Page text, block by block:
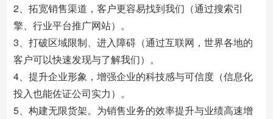
2、拓宽销售渠道，客户更容易找到我们（通过搜索引
擎、行业平台推广网站）。
3、打破区域限制、进入障碍（通过互联网，世界各地的
客户可以快速发现与了解我们）。
4、提升企业形象，增强企业的科技感与可信度（信息化
投入也能佐证公司实力）。
5、构建无限货架。为销售业务的效率提升与业绩高速增